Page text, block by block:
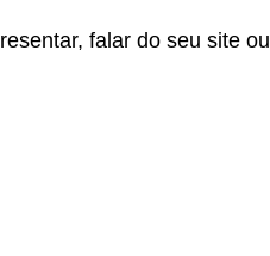
falar do seu site